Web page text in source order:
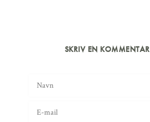
SKRIV EN KOMMENTAR